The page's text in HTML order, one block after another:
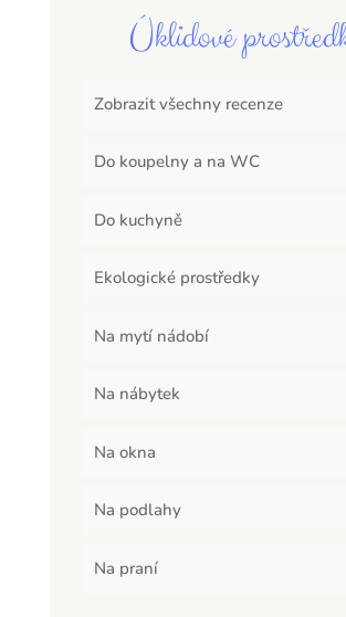
Úklidové
Zobrazit všechny recenze
Do koupelny a na WC
Do kuchyně
Ekologické prostředky
Na mytí nádobí
Na nábytek
Na okna
Na podlahy
Na praní